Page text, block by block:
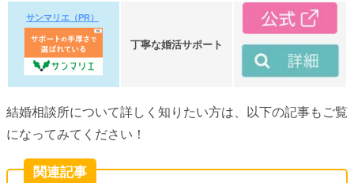
サンマリエ（PR）
丁寧な婚活サポート
結婚相談所について詳しく知りたい方は、以下の記事もご覧
になってみてください！